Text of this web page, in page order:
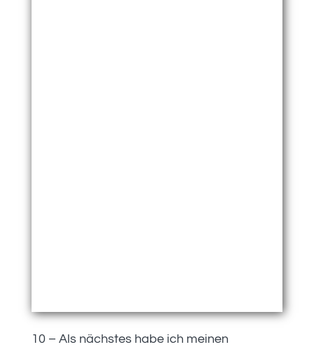
10 – Als nächstes habe ich meinen